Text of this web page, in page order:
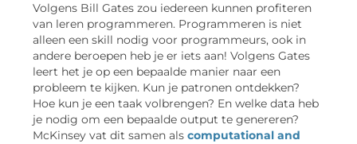
Volgens Bill Gates zou iedereen kunnen profiteren
van leren programmeren. Programmeren is niet
alleen een skill nodig voor programmeurs, ook in
andere beroepen heb je er iets aan! Volgens Gates
leert het je op een bepaalde manier naar een
probleem te kijken. Kun je patronen ontdekken?
Hoe kun je een taak volbrengen? En welke data heb
je nodig om een bepaalde output te genereren?
McKinsey vat dit samen als computational and